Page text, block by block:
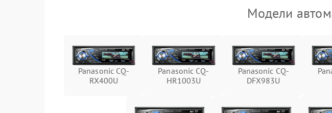
Модели
Panasonic CQ-
RX400U
Panasonic CQ-
HR1003U
Panasonic CQ-
DFX983U